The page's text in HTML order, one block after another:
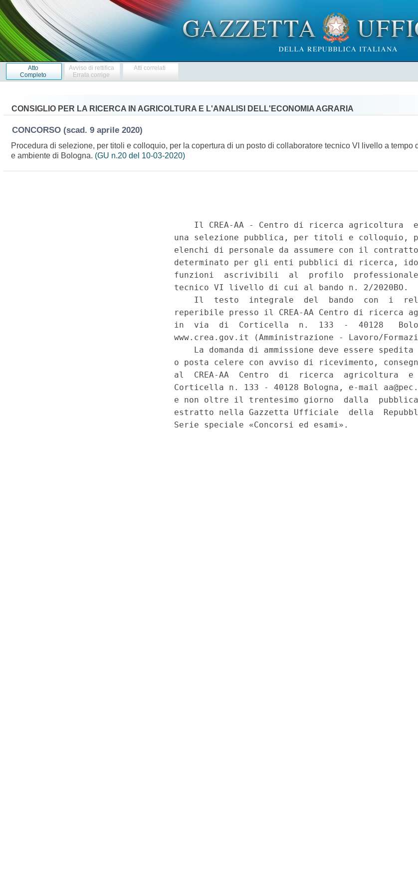
Atto
Completo
Avviso di rettifica
Errata corrige
Atti correlati
CONSIGLIO PER LA RICERCA IN AGRICOLTURA E L'ANALISI DELL'ECONOMIA AGRARIA
CONCORSO (scad. 9 aprile 2020)
Procedura di selezione, per titoli e colloquio, per la copertura di un posto di collaboratore tecnico VI livello a tempo
e ambiente di Bologna. (GU n.20 del 10-03-2020)